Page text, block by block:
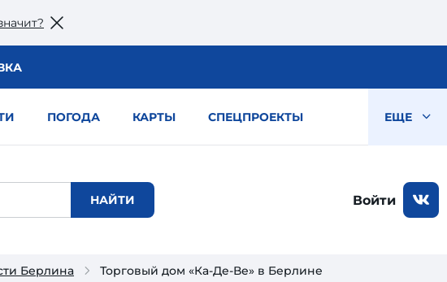
ПОГОДА КАРТЫ СПЕЦПРОЕКТЫ ЕЩЕ
Войти
Берлина Торговый дом «Ка-Де-Ве» в Берлине